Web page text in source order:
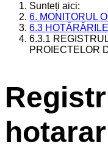
Sunteți aici:
6. MONITORUL
6.3
6.3.1
PROIECTELOR